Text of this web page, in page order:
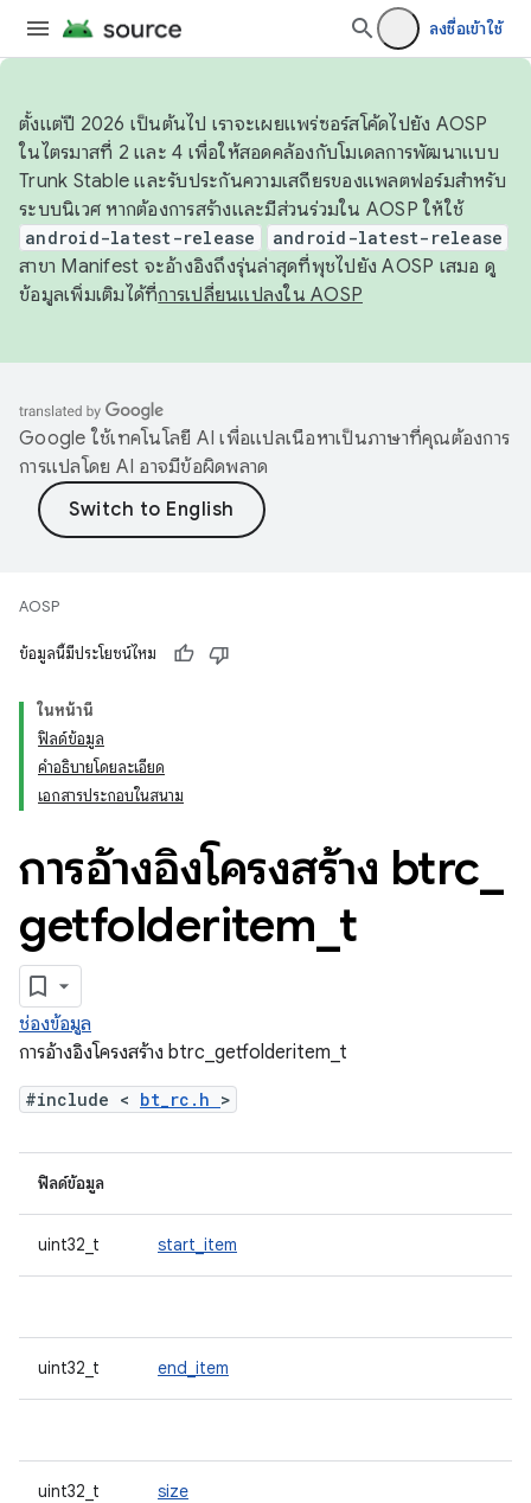
ลงชื่อเข้าใช้
ตั้งแต่ปี 2026 เป็นต้นไป เราจะเผยแพร่ซอร์สโค้ดไปยัง AOSP
ในไตรมาสที่ 2 และ 4 เพื่อให้สอดคล้องกับโมเดลการพัฒนาแบบ
Trunk Stable และรับประกันความเสถียรของแพลตฟอร์มสำหรับ
ระบบนิเวศ หากต้องการสร้างและมีส่วนร่วมใน AOSP ให้ใช้
android-latest-release android-latest-release
สาขา Manifest จะอ้างอิงถึงรุ่นล่าสุดที่พุชไปยัง AOSP เสมอ ดู
ข้อมูลเพิ่มเติมได้ที่การเปลี่ยนแปลงใน AOSP
Google ใช้เทคโนโลยี AI เพื่อแปลเนื้อหาเป็นภาษาที่คุณต้องการ
การแปลโดย AI อาจมีข้อผิดพลาด
AOSP
ข้อมูลนี้มีประโยชน์ไหม
ในหน้านี้
ฟิลด์ข้อมูล
คำอธิบายโดยละเอียด
เอกสารประกอบในสนาม
การอ้างอิงโครงสร้าง btrc
getfolderitem t
ช่องข้อมูล
การอ้างอิงโครงสร้าง btrc_getfolderitem_t
#include < bt_rc.h >
ฟิลด์ข้อมูล
uint32_t start_item
uint32_t end_item
uint32_t size